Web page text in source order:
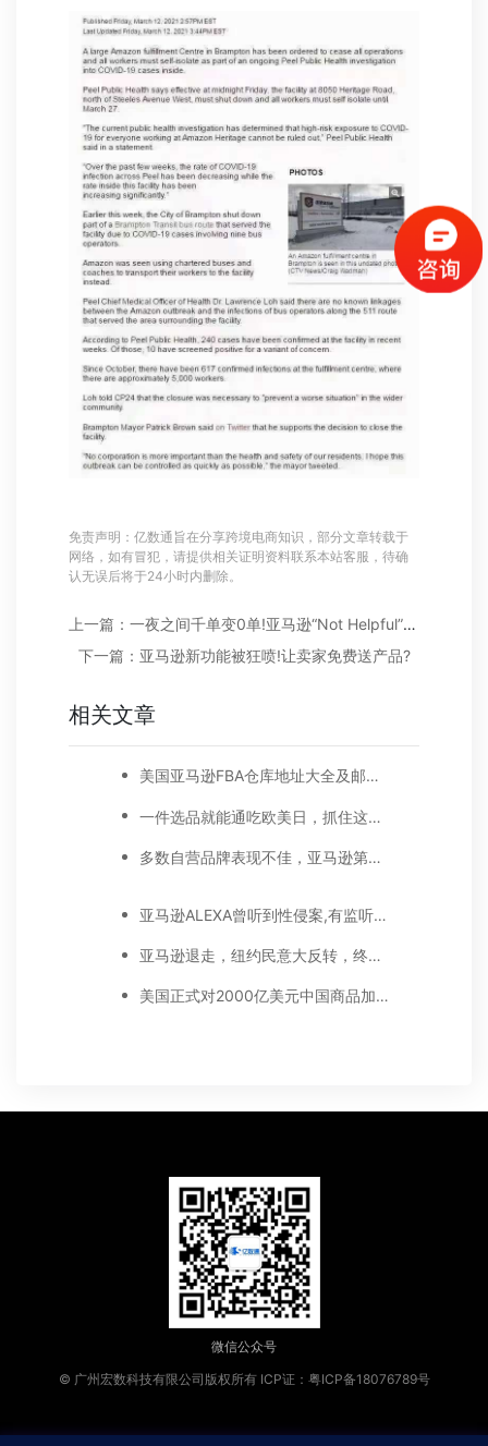
免责声明：亿数通旨在分享跨境电商知识，部分文章转载于
网络，如有冒犯，请提供相关证明资料联系本站客服，待确
认无误后将于24小时内删除。
上一篇：一夜之间千单变0单!亚马逊“Not Helpful”按钮被移除后，卖家如何首页去差评?
下一篇：亚马逊新功能被狂喷!让卖家免费送产品?
相关文章
美国亚马逊FBA仓库地址大全及邮编对应一览表
一件选品就能通吃欧美日，抓住这些亚马逊户外运动细分类目，畅销全球不是梦
多数自营品牌表现不佳，亚马逊第三方卖家机会来了！
亚马逊ALEXA曾听到性侵案,有监听人员千人，家庭住址都能摸到
亚马逊退走，纽约民意大反转，终自食其果
美国正式对2000亿美元中国商品加征25%关税，卖家如何应对？
微信公众号
© 广州宏数科技有限公司版权所有 ICP证：粤ICP备18076789号